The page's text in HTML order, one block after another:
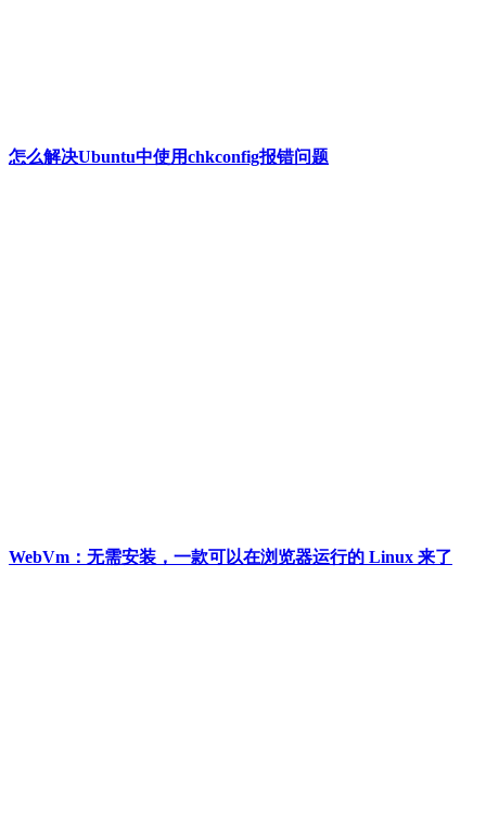
怎么解决Ubuntu中使用chkconfig报错问题
WebVm：无需安装，一款可以在浏览器运行的 Linux 来了